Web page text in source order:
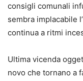
consigli comunali
sembra implacabile
continua a ritmi
Ultima vicenda
novo che tornano a